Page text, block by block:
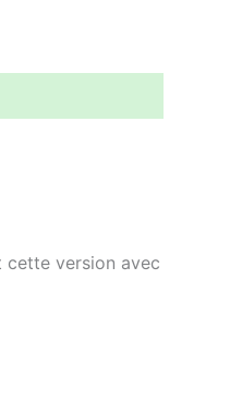
cette version avec